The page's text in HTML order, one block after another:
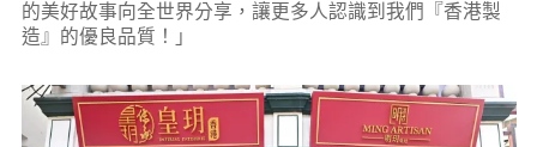
的美好故事向全世界分享，讓更多人認識到我們『香港製
造』的優良品質！」